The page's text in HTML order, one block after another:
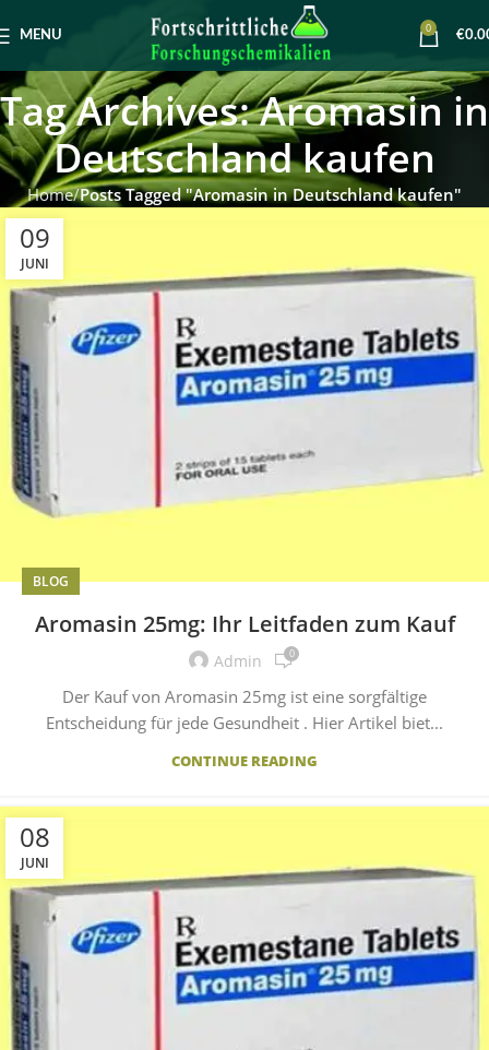
MENU
0
€
Tag Archives: Aromasin in
Deutschland kaufen
Home Posts Tagged "Aromasin in Deutschland kaufen"
09
JUNI
BLOG
Aromasin 25mg: Ihr Leitfaden zum Kauf
Admin 0
Der Kauf von Aromasin 25mg ist eine sorgfältige
Entscheidung für jede Gesundheit . Hier Artikel biet...
CONTINUE READING
08
JUNI